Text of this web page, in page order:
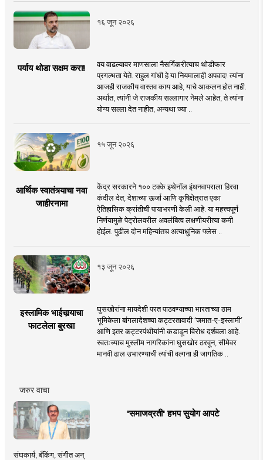
१६ जून २०२६
पर्याय थोडा सक्षम करा!
वय वाढल्यावर माणसाला नैसर्गिकरीत्याच थोडीफार
प्रगल्भता येते. राहुल गांधी हे या नियमालाही अपवाद! त्यांना
आजही राजकीय वास्तव काय आहे, याचे आकलन होत नाही.
अर्थात, त्यांनी जे राजकीय सल्लागार नेमले आहेत, ते त्यांना
योग्य सल्ला देत नाहीत, अन्यथा ज्या ..
१५ जून २०२६
आर्थिक स्वातंत्र्याचा नवा
जाहीरनामा
केंद्र सरकारने १०० टक्के इथेनॉल इंधनवापराला हिरवा
कंदील देत, देशाच्या ऊर्जा आणि कृषिक्षेत्रात एका
ऐतिहासिक क्रांतीची पायाभरणी केली आहे. या महत्त्वपूर्ण
निर्णयामुळे पेट्रोलवरील अवलंबित्व लक्षणीयरीत्या कमी
होईल. पुढील दोन महिन्यांतच अत्याधुनिक फ्लेस ..
१३ जून २०२६
इस्लामिक भाईचार्‍याचा
फाटलेला बुरखा
घुसखोरांना मायदेशी परत पाठवण्याच्या भारताच्या ठाम
भूमिकेला बांगलादेशच्या कट्टरतावादी ‘जमात-ए-इस्लामी’
आणि इतर कट्टरपंथीयांनी कडाडून विरोध दर्शवला आहे.
स्वतःच्याच मुस्लीम नागरिकांना घुसखोर ठरवून, सीमेवर
मानवी ढाल उभारण्याची त्यांची वल्गना ही जागतिक ..
जरुर वाचा
'समाजव्रती' हभप सुयोग आपटे
संघकार्य, बँकिंग, संगीत अन्